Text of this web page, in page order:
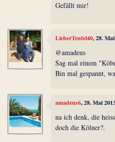
Gefällt mir!
LieberTeufel40, 28.
@amadeus
Sag mal einem
Bin mal gespannt,
amadeus6, 28. Mai
na ich denk, die
doch die Kölner?.